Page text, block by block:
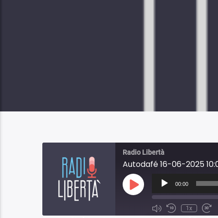
Radio Libertà
Autodafé 16-06-2025
Play
Episode
Audio
Player
00:00
1x